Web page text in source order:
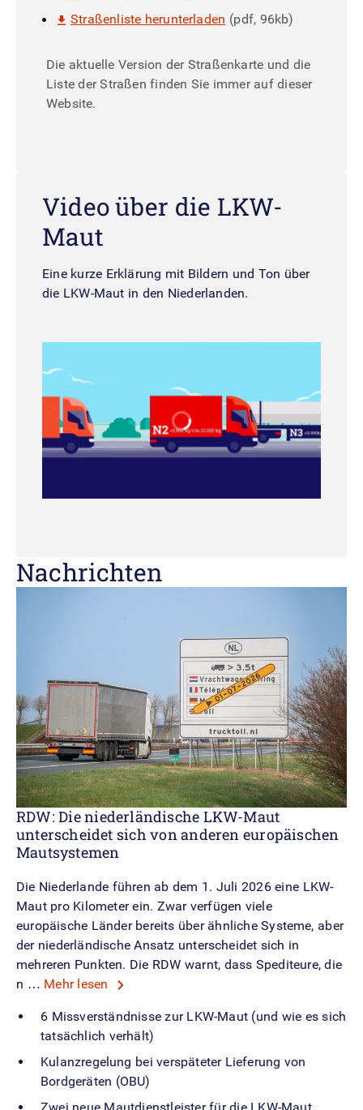
Straßenliste herunterladen (pdf, 96kb)
Die aktuelle Version der Straßenkarte und die
Liste der Straßen finden Sie immer auf dieser
Website.
Video über die LKW-
Maut
Eine kurze Erklärung mit Bildern und Ton über
die LKW-Maut in den Niederlanden.
Nachrichten
RDW: Die niederländische LKW-Maut
unterscheidet sich von anderen europäischen
Mautsystemen
Die Niederlande führen ab dem 1. Juli 2026 eine LKW-
Maut pro Kilometer ein. Zwar verfügen viele
europäische Länder bereits über ähnliche Systeme, aber
der niederländische Ansatz unterscheidet sich in
mehreren Punkten. Die RDW warnt, dass Spediteure, die
n … Mehr lesen
6 Missverständnisse zur LKW-Maut (und wie es sich
tatsächlich verhält)
Kulanzregelung bei verspäteter Lieferung von
Bordgeräten (OBU)